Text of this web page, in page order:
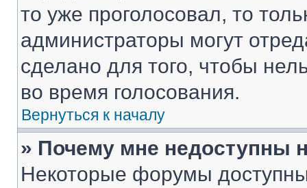
то уже проголосовал, то
администраторы могут
сделано для того, чтобы
во время голосования.
Вернуться к началу
» Почему мне недоступны
Некоторые форумы